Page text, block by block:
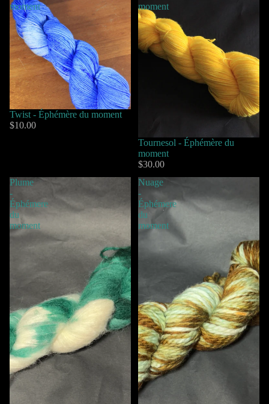
moment
Twist - Éphémère du moment
$10.00
moment
Tournesol - Éphémère du
moment
$30.00
Plume
-
Éphémere
du
moment
Nuage
-
Éphémere
du
moment